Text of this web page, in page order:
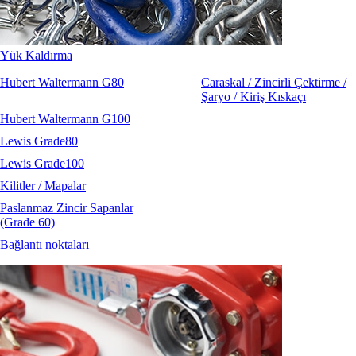
Yük Kaldırma
Hubert Waltermann G80
Hubert Waltermann G100
Lewis Grade80
Lewis Grade100
Kilitler / Mapalar
Paslanmaz Zincir Sapanlar
(Grade 60)
Bağlantı noktaları
Caraskal / Zincirli Çektirme /
Şaryo / Kiriş Kıskaçı